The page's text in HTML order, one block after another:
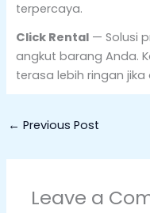
terpercaya.
Click Rental— Solusi
angkut barang Anda.
terasa lebih ringan
← Previous Post
Leave a